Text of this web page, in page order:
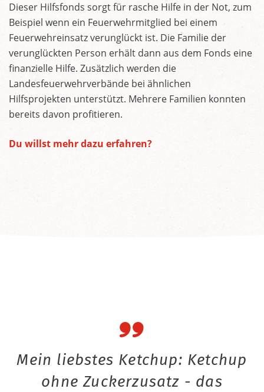
Dieser Hilfsfonds sorgt für rasche Hilfe in der Not, zum
Beispiel wenn ein Feuerwehrmitglied bei einem
Feuerwehreinsatz verunglückt ist. Die Familie der
verunglückten Person erhält dann aus dem Fonds eine
finanzielle Hilfe. Zusätzlich werden die
Landesfeuerwehrverbände bei ähnlichen
Hilfsprojekten unterstützt. Mehrere Familien konnten
bereits davon profitieren.
Du willst mehr dazu erfahren?
Mein liebstes Ketchup: Ketchup
ohne Zuckerzusatz - das